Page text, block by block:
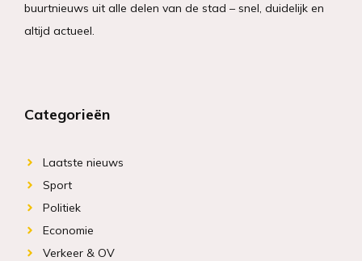
buurtnieuws uit alle delen van de stad – snel, duidelijk en
altijd actueel.
Categorieën
Laatste nieuws
Sport
Politiek
Economie
Verkeer & OV